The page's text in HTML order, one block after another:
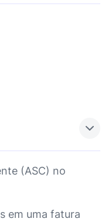
(ASC) no
em uma fatura